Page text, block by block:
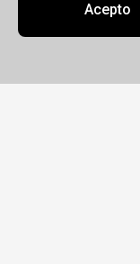
Acepto